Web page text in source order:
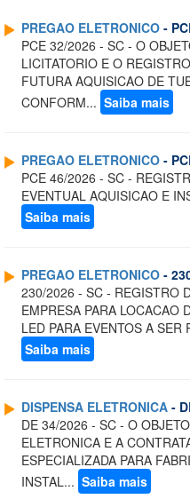
PREGAO ELETRONICO -
PCE 32/2026 - SC - O
LICITATORIO E O
FUTURA AQUISICAO DE
CONFORM... Saiba mais
PREGAO ELETRONICO -
PCE 46/2026 - SC -
EVENTUAL AQUISICAO E
Saiba mais
PREGAO ELETRONICO -
230/2026 - SC - REGISTRO
EMPRESA PARA LOCACAO
LED PARA EVENTOS A SER
Saiba mais
DISPENSA ELETRONICA -
DE 34/2026 - SC - O
ELETRONICA E A
ESPECIALIZADA PARA
INSTAL... Saiba mais